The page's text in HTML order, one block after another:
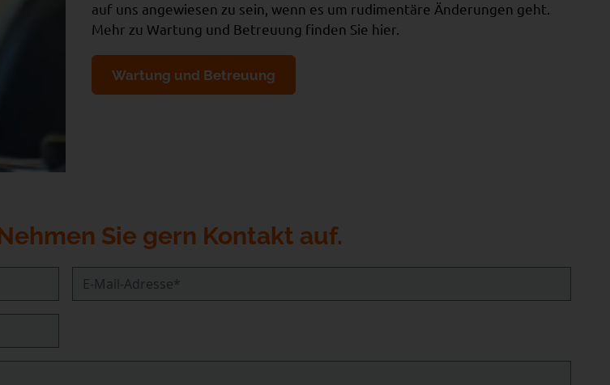
auf uns angewiesen zu sein, wenn es um rudimentäre Änderungen geht.
Mehr zu Wartung und Betreuung finden Sie hier.
Wartung und Betreuung
Sie gern Kontakt auf.
E-Mail-Adresse